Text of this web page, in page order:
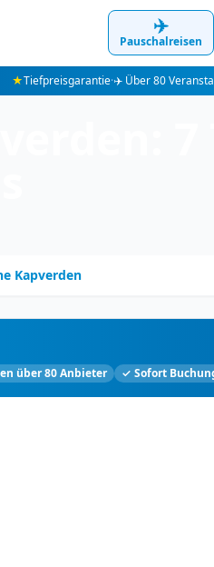
✈️
Pauschalreisen
★Tiefpreisgarantie·✈️ Über 80
Kapverden
über 80 Anbieter ✓ Sofort